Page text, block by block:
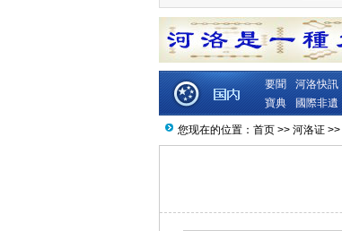
要聞
河洛快訊
寶典
國際非遺
您现在的位置： 首页 >> 河洛证 >>